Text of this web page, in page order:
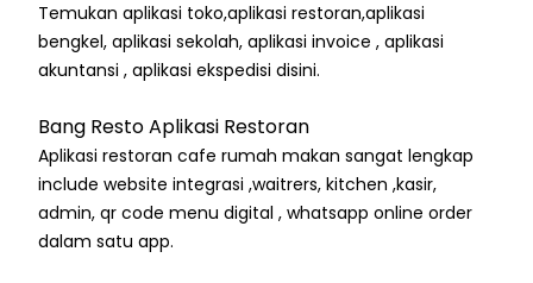
Temukan aplikasi toko,aplikasi restoran,aplikasi
bengkel, aplikasi sekolah, aplikasi invoice , aplikasi
akuntansi , aplikasi ekspedisi disini.
Bang Resto Aplikasi Restoran
Aplikasi restoran cafe rumah makan sangat lengkap
include website integrasi ,waitrers, kitchen ,kasir,
admin, qr code menu digital , whatsapp online order
dalam satu app.